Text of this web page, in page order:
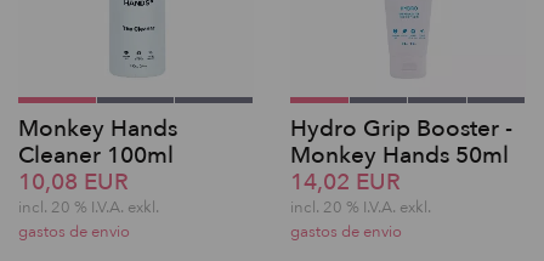
Monkey Hands
Cleaner 100ml
10,08 EUR
incl. 20 % I.V.A. exkl.
gastos de envio
Hydro Grip Booster -
Monkey Hands 50ml
14,02 EUR
incl. 20 % I.V.A. exkl.
gastos de envio